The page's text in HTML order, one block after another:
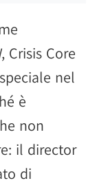
, Crisis Core
nel
è
non
il director
di